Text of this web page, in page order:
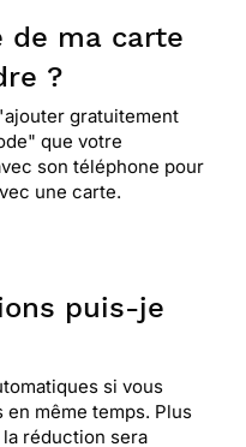
de ma carte
?
gratuitement
que votre
son téléphone pour
une carte.
puis-je
si vous
en même temps. Plus
réduction sera